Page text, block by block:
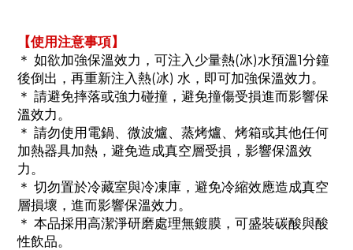
【使用注意事項】
＊ 如欲加強保溫效力，可注入少量熱(冰)水預溫1分鐘
後倒出，再重新注入熱(冰) 水，即可加強保溫效力。
＊ 請避免摔落或強力碰撞，避免撞傷受損進而影響保
溫效力。
＊ 請勿使用電鍋、微波爐、蒸烤爐、烤箱或其他任何
加熱器具加熱，避免造成真空層受損，影響保溫效
力。
＊ 切勿置於冷藏室與冷凍庫，避免冷縮效應造成真空
層損壞，進而影響保溫效力。
＊ 本品採用高潔淨研磨處理無鍍膜，可盛裝碳酸與酸
性飲品。